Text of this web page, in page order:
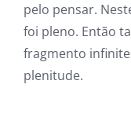
pelo pensar.
foi pleno. Então
fragmento
plenitude.